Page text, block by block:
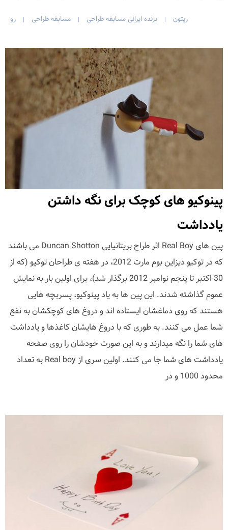
ریتون | برنده ایرانی مسابقه طراحی | مسابقه طراحی | رو
پینوکیو های کوچک برای نگه داشتن
یادداشت
پین های Real Boy اثر طراح بریتانیایی Duncan Shotton می باشند
که در توکیو دیزاین بوم مارت 2012، در هفته ی طراحان توکیو (که از
30 اکتبر تا پنجم نوامبر 2012 برگذار شد)، برای اولین بار به نمایش
عموم گذاشته شدند. این پین ها به یاد پینوکیو، پسربچه هایی
هستند که روی دماغشان ایستاده اند و دروغ های کوچکشان به نفع
شما عمل می کنند. به طوری که با دروغ هایشان کاغذها و یادداشت
های شما را نگه میدارند و به این صورت خودشان را روی صفحه
یادداشت های شما جا می کنند. اولین سری از Real boy به تعداد
محدود 1000 و در